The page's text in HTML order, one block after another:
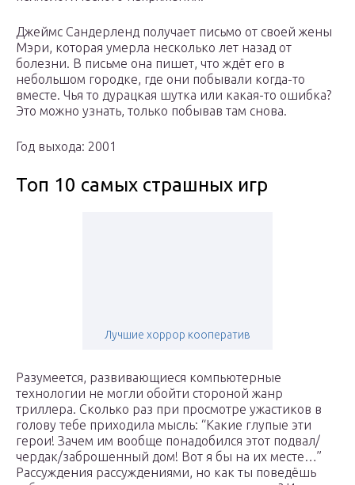
Джеймс Сандерленд получает письмо от своей жены
Мэри, которая умерла несколько лет назад от
болезни. В письме она пишет, что ждёт его в
небольшом городке, где они побывали когда-то
вместе. Чья то дурацкая шутка или какая-то ошибка?
Это можно узнать, только побывав там снова.
Год выхода: 2001
Топ 10 самых страшных игр
Лучшие хоррор кооператив
Разумеется, развивающиеся компьютерные
технологии не могли обойти стороной жанр
триллера. Сколько раз при просмотре ужастиков в
голову тебе приходила мысль: “Какие глупые эти
герои! Зачем им вообще понадобился этот подвал/
чердак/заброшенный дом! Вот я бы на их месте…”
Рассуждения рассуждениями, но как ты поведёшь